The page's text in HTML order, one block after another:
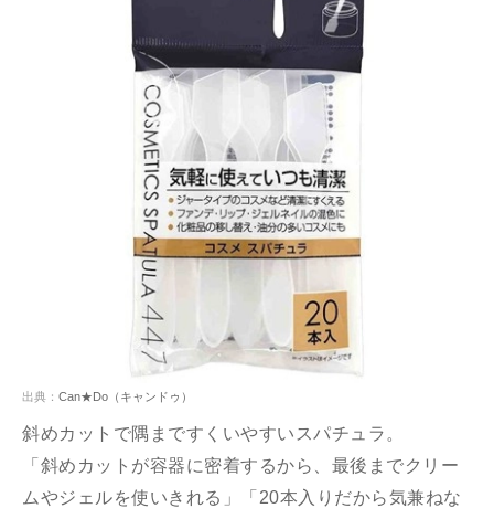
出典： Can★Do（キャンドゥ）
斜めカットで隅まですくいやすいスパチュラ。
「斜めカットが容器に密着するから、最後までクリー
ムやジェルを使いきれる」「20本入りだから気兼ねな